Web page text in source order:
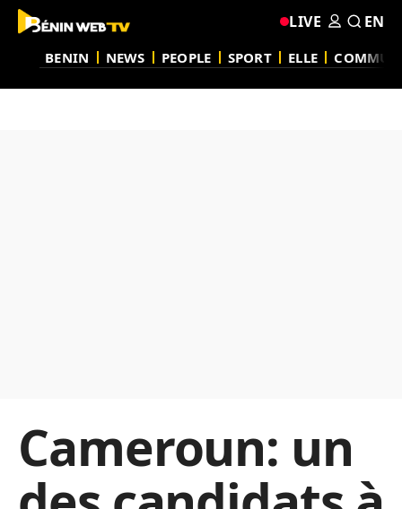
BENIN NEWS PEOPLE SPORT ELLE
LIVE EN
Cameroun: un